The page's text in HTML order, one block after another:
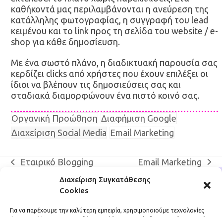
Διαχείριση Συγκατάθεσης
Cookies
Για να παρέχουμε την καλύτερη εμπειρία, χρησιμοποιούμε τεχνολογίες
καθήκοντά μας περιλαμβάνονται η ανεύρεση της
κατάλληλης φωτογραφίας, η συγγραφή του lead
κειμένου και το link προς τη σελίδα του website / e-
shop για κάθε δημοσίευση.
Με ένα σωστό πλάνο, η διαδικτυακή παρουσία σας
κερδίζει clicks από χρήστες που έχουν επιλέξει οι
ίδιοι να βλέπουν τις δημοσιεύσεις σας και
σταδιακά διαμορφώνουν ένα πιστό κοινό σας.
Οργανική Προώθηση Διαφήμιση Google
Διαχείριση Social Media Email Marketing
previous
Εταιρικό Blogging
next
post:
Email Marketing